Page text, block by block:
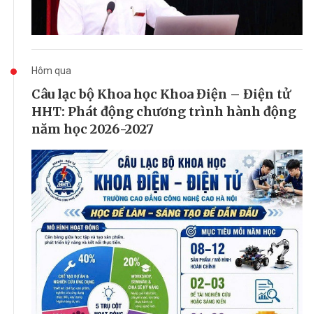
Hôm qua
Câu lạc bộ Khoa học Khoa Điện – Điện tử
HHT: Phát động chương trình hành động
năm học 2026-2027